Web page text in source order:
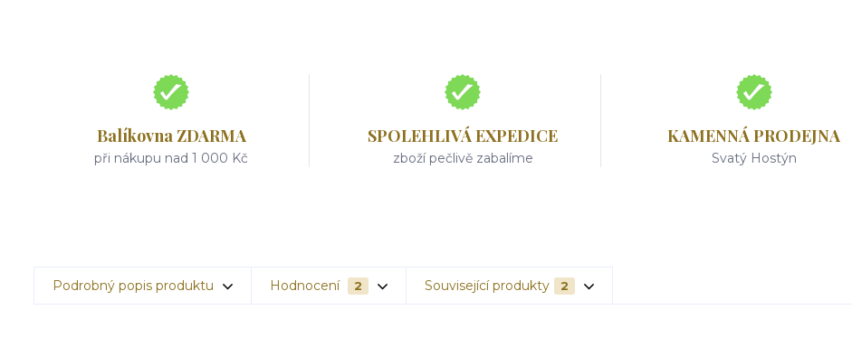
Balíkovna ZDARMA
při nákupu nad 1 000 Kč
SPOLEHLIVÁ EXPEDICE
zboží pečlivě zabalíme
KAMENNÁ PRODEJNA
Svatý Hostýn
Podrobný popis produktu Hodnocení 2 Související produkty 2